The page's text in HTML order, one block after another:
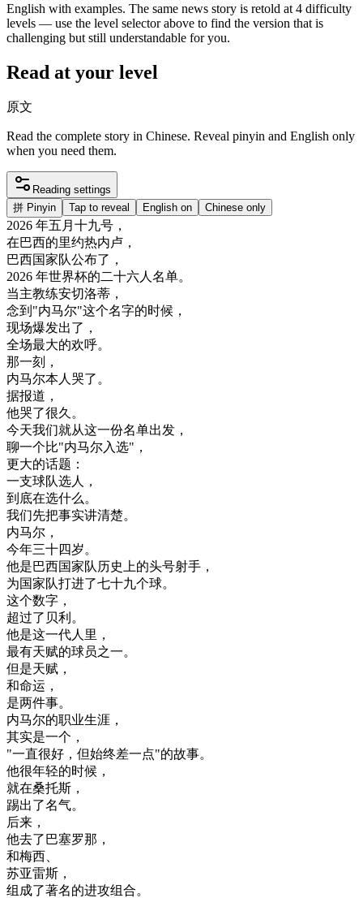
English with examples. The same news story is retold at 4 difficulty
levels — use the level selector above to find the version that is
challenging but still understandable for you.
Read at your level
原文
Read the complete story in Chinese. Reveal pinyin and English only
when you need them.
Reading settings
拼 Pinyin Tap to reveal English on Chinese only
2026 年五月 十九号 ，
在巴西的里约热内卢 ，
巴西国家队公布了 ，
2026 年世界杯的二十六人名单。
当主教练安切洛蒂 ，
念到 "内马尔"这个名字的时候 ，
现场爆发出了 ，
全场最大的欢呼。
那一刻
，
内马尔本人哭了。
据报道 ，
他哭了很久。
今天我们就从这一份名单出发 ，
聊一个比"内马尔入选" ，
更大的话题 ：
一支球队选人 ，
到底在选什么。
我们先把事实讲清楚。
内马尔 ，
今年三十四岁。
他是巴西国家队历史上的头号射手 ，
为国家队打进了七十九个球。
这个数字 ，
超过了 贝利 。
他是这一代人里 ，
最有天赋的球员之一。
但是天赋 ，
和命运 ，
是两件事。
内马尔的职业生涯 ，
其实是一个 ，
"一直很好 ， 但始终差一点"的故事。
他很年轻的时候 ，
就在桑托斯 ，
踢出了名气。
后来 ，
他去了 巴塞罗那 ，
和梅西、
苏亚雷斯 ，
组成了著名的进攻组合。